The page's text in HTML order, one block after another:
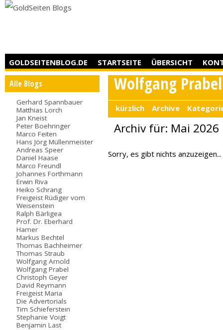
GOLDSEITENBLOG.DE STARTSEITE ÜBERSICHT
Alle Blogs
Gerhard Spannbauer
Matthias Lorch
Jan Kneist
Peter Boehringer
Marco Feiten
Hans Jörg Müllenmeister
Andreas Speer
Daniel Haase
Marco Freundl
Johannes Forthmann
Erwin Riva
Heiko Schrang
Freigeist Rüdiger vom
Weisenstein
Ralph Bärligea
Prof. Dr. Eberhard
Hamer
Markus Bechtel
Thomas Bachheimer
Thomas Straub
Wolfgang Arnold
Wolfgang Prabel
Christoph Geyer
David Reymann
Freigeist Maria
Die Advertorials
Tim Schieferstein
Stephanie Voigt
Benjamin Last
Wolfgang Prabel
kürzlich Archive
Archiv für: Mai 2026
Sorry, es gibt nichts anzuzeigen...